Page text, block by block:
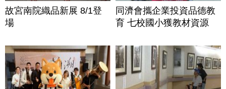
故宮南院織品新展 8/1登
場
同濟會攜企業投資品德教
育 七校國小獲教材資源